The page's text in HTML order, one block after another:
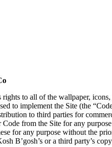
to all of the wallpaper,
to implement the Site (the
to third parties for
from the Site for any
for any purpose without the
B’gosh’s or a third party’s